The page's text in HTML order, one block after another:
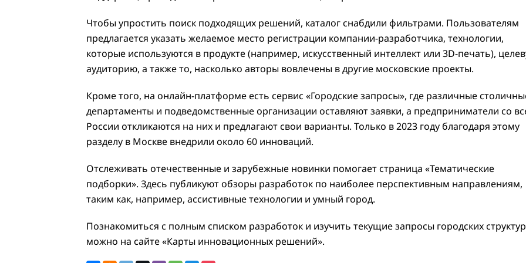
Чтобы упростить поиск подходящих решений, каталог снабдили фильтрами. Пользователям
предлагается указать желаемое место регистрации компании-разработчика, технологии,
которые используются в продукте (например, искусственный интеллект или 3D-печать),
аудиторию, а также то, насколько авторы вовлечены в другие московские проекты.
Кроме того, на онлайн-платформе есть сервис «Городские запросы», где различные
департаменты и подведомственные организации оставляют заявки, а предприниматели со
России откликаются на них и предлагают свои варианты. Только в 2023 году благодаря этому
разделу в Москве внедрили около 60 инноваций.
Отслеживать отечественные и зарубежные новинки помогает страница «Тематические
подборки». Здесь публикуют обзоры разработок по наиболее перспективным направлениям,
таким как, например, ассистивные технологии и умный город.
Познакомиться с полным списком разработок и изучить текущие запросы городских структур
можно на сайте «Карты инновационных решений».